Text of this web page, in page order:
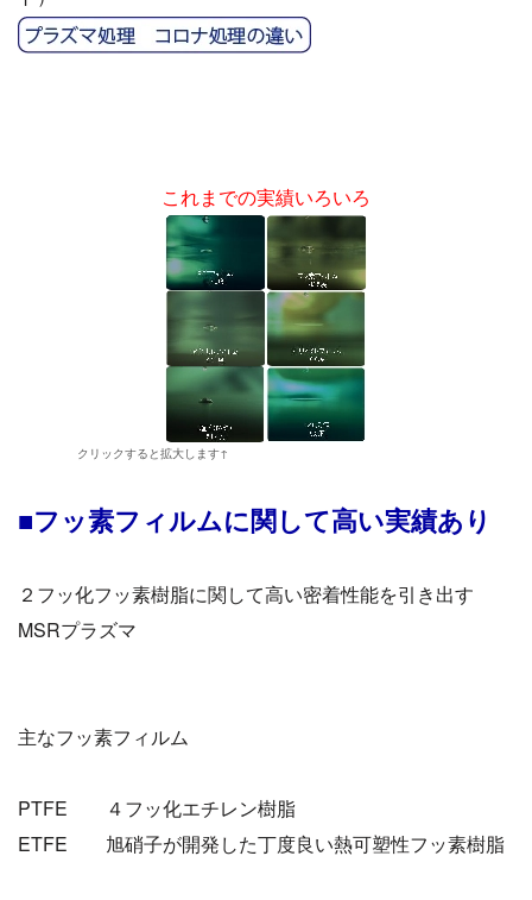
これまでの実績いろいろ
クリックすると拡大します↑
■フッ素フィルムに関して高い実績あり
２フッ化フッ素樹脂に関して高い密着性能を引き出す
MSRプラズマ
主なフッ素フィルム
PTFE ４フッ化エチレン樹脂
ETFE 旭硝子が開発した丁度良い熱可塑性フッ素樹脂